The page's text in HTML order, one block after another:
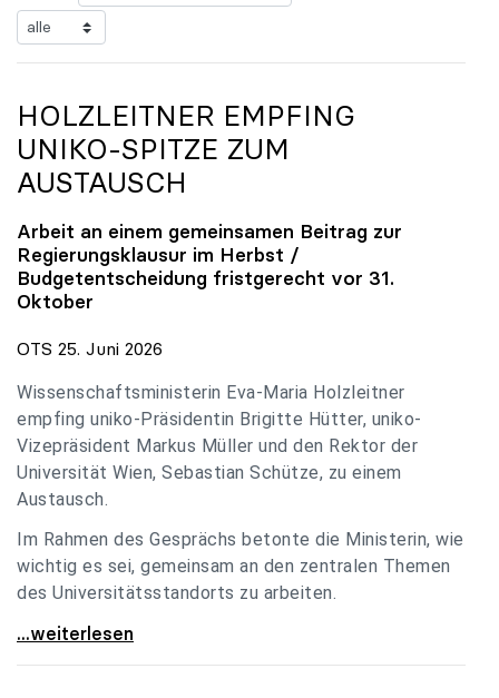
HOLZLEITNER EMPFING
UNIKO-SPITZE ZUM
AUSTAUSCH
Arbeit an einem gemeinsamen Beitrag zur
Regierungsklausur im Herbst /
Budgetentscheidung fristgerecht vor 31.
Oktober
OTS 25. Juni 2026
Wissenschaftsministerin Eva-Maria Holzleitner
empfing uniko-Präsidentin Brigitte Hütter, uniko-
Vizepräsident Markus Müller und den Rektor der
Universität Wien, Sebastian Schütze, zu einem
Austausch.
Im Rahmen des Gesprächs betonte die Ministerin, wie
wichtig es sei, gemeinsam an den zentralen Themen
des Universitätsstandorts zu arbeiten.
Holzleitner empfing uniko-Spitze zum Austausch
...weiterlesen